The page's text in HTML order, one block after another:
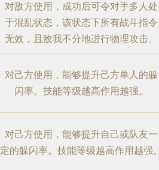
对敌方使用，成功后可令对手多人处
于混乱状态，该状态下所有战斗指令
无效，且敌我不分地进行物理攻击。
对己方使用，能够提升己方单人的躲
闪率。技能等级越高作用越强。
对己方使用，能够提升自己或队友一
定的躲闪率。技能等级越高作用越强。